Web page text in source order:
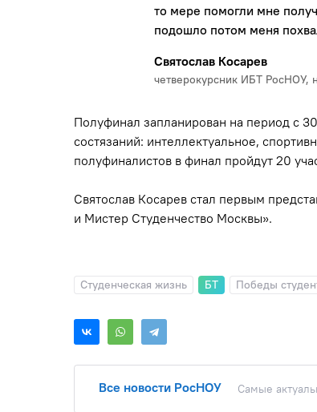
то мере помогли мне
подошло потом меня
Святослав Косарев
четверокурсник ИБТ РосНОУ,
Полуфинал запланирован на период с
состязаний: интеллектуальное,
полуфиналистов в финал пройдут 20
Святослав Косарев стал первым
и Мистер Студенчество Москвы».
Студенческая жизнь БТ Победы
Все новости РосНОУ Самые